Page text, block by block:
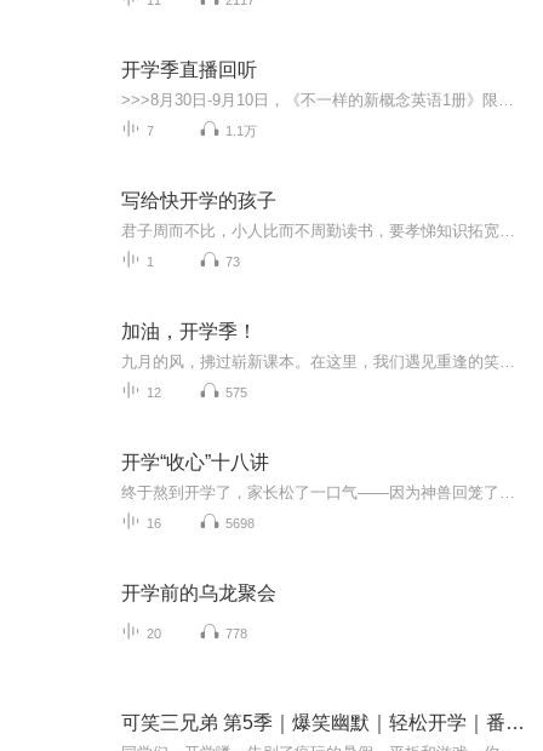
开学季直播回听
7 1.1万
写给快开学的孩子
1 73
加油，开学季！
12 575
开学“收心”十八讲
16 5698
开学前的乌龙聚会
20 778
可笑三兄弟 第5季｜爆笑幽默｜轻松开学｜番茄小学